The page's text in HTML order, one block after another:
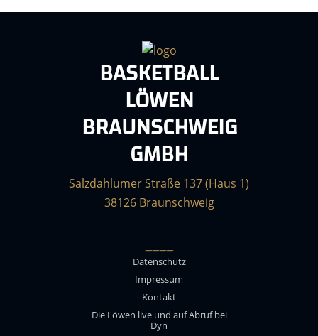
BASKETBALL
LÖWEN
BRAUNSCHWEIG
GMBH
Salzdahlumer Straße 137 (Haus 1)
38126 Braunschweig
____
Datenschutz
Impressum
Kontakt
Die Löwen live und auf Abruf bei
Dyn